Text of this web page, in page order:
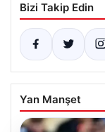
Bizi Takip Edin
Yan Manşet